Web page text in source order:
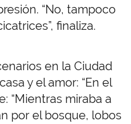
“No, tampoco
finaliza.
en la Ciudad
y el amor: “En el
“Mientras miraba a
por el bosque, lobos